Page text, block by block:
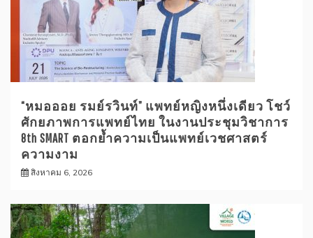
“หมอออย รมย์รวินท์” แพทย์หญิงหนึ่งเดียว โชว์
ศักยภาพการแพทย์ไทย ในงานประชุมวิชาการ
8th SMART ตอกย้ำความเป็นแพทย์เวชศาสตร์
ความงาม
สิงหาคม 6, 2026